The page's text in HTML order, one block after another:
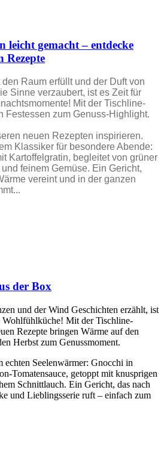
leicht gemacht – entdecke
Rezepte
Raum erfüllt und der Duft von
Sinne verzaubert, ist es Zeit für
Mit der Tischline-
Festessen zum Genuss-Highlight.
neuen Rezepten inspirieren.
Klassiker für besondere Abende:
Kartoffelgratin, begleitet von grüner
feinem Gemüse. Ein Gericht,
vereint und in der ganzen
der Box
und der Wind Geschichten erzählt, ist
Wohlfühlküche! Mit der Tischline-
Rezepte bringen Wärme auf den
Herbst zum Genussmoment.
echten Seelenwärmer: Gnocchi in
Tomatensauce, getoppt mit knusprigen
Schnittlauch. Ein Gericht, das nach
und Lieblingsserie ruft – einfach zum